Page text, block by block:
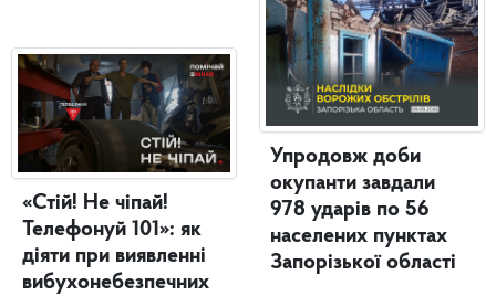
«Стій! Не чіпай!
Телефонуй 101»: як
діяти при виявленні
вибухонебезпечних
Упродовж доби
окупанти завдали
978 ударів по 56
населених пунктах
Запорізької області